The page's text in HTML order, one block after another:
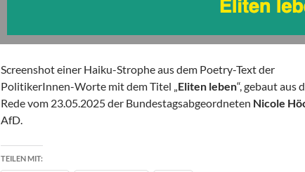
Screenshot einer Haiku-Strophe aus dem Poetry-Text der
PolitikerInnen-Worte mit dem Titel „Eliten leben“, gebaut aus
Rede vom 23.05.2025 der Bundestagsabgeordneten Nicole
AfD.
TEILEN MIT: